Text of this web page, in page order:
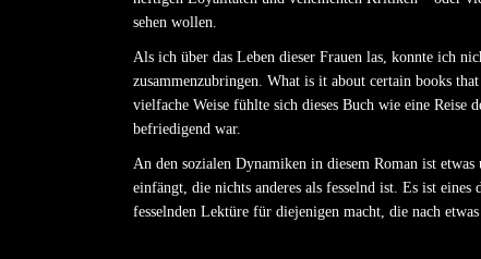
sehen wollen.
Als ich über das Leben dieser Frauen las, konnte ich
zusammenzubringen. What is it about certain books
vielfache Weise fühlte sich dieses Buch wie eine Reise
befriedigend war.
An den sozialen Dynamiken in diesem Roman ist etwas
einfängt, die nichts anderes als fesselnd ist. Es ist
fesselnden Lektüre für diejenigen macht, die nach